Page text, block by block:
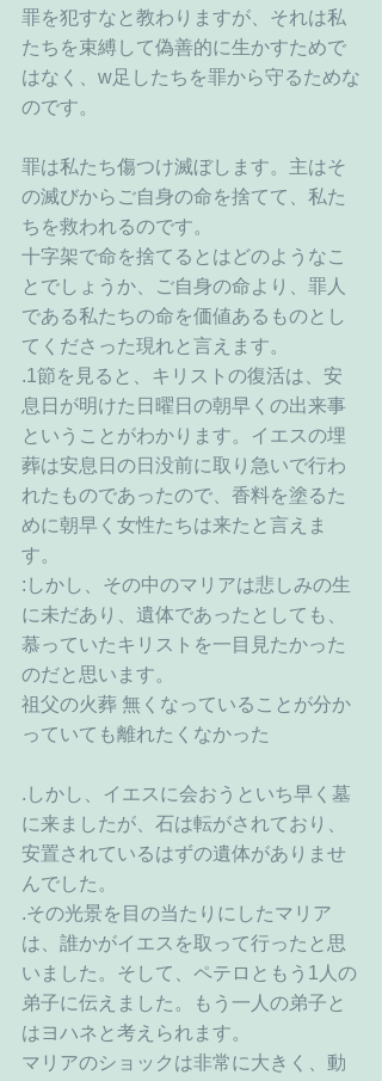
罪を犯すなと教わりますが、それは私
たちを束縛して偽善的に生かすためで
はなく、w足したちを罪から守るためな
のです。
罪は私たち傷つけ滅ぼします。主はそ
の滅びからご自身の命を捨てて、私た
ちを救われるのです。
十字架で命を捨てるとはどのようなこ
とでしょうか、ご自身の命より、罪人
である私たちの命を価値あるものとし
てくださった現れと言えます。
.1節を見ると、キリストの復活は、安
息日が明けた日曜日の朝早くの出来事
ということがわかります。イエスの埋
葬は安息日の日没前に取り急いで行わ
れたものであったので、香料を塗るた
めに朝早く女性たちは来たと言えま
す。
:しかし、その中のマリアは悲しみの生
に未だあり、遺体であったとしても、
慕っていたキリストを一目見たかった
のだと思います。
祖父の火葬 無くなっていることが分か
っていても離れたくなかった
.しかし、イエスに会おうといち早く墓
に来ましたが、石は転がされており、
安置されているはずの遺体がありませ
んでした。
.その光景を目の当たりにしたマリア
は、誰かがイエスを取って行ったと思
いました。そして、ペテロともう1人の
弟子に伝えました。もう一人の弟子と
はヨハネと考えられます。
マリアのショックは非常に大きく、動